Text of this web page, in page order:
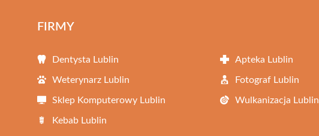
FIRMY
Dentysta Lublin Apteka Lublin
Weterynarz Lublin Fotograf Lublin
Sklep Komputerowy Lublin Wulkanizacja Lublin
Kebab Lublin